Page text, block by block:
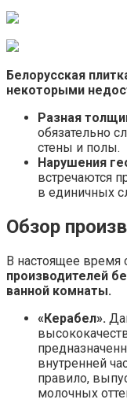
Белорусская
некоторыми
Разная
обязательно
стены и полы.
Нарушения
встречаются
в единичных
Обзор
В настоящее время
производителей
ванной комнаты.
«Керабел».
внутренней
правило,
молочных